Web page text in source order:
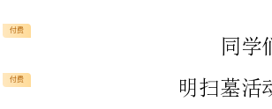
付费
付费